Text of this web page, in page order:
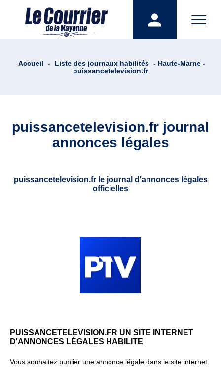
Accueil - Liste des journaux habilités - Haute-Marne -
puissancetelevision.fr
puissancetelevision.fr journal
annonces légales
puissancetelevision.fr le journal d'annonces légales
officielles
PUISSANCETELEVISION.FR UN SITE INTERNET
D'ANNONCES LÉGALES HABILITE
Vous souhaitez publier une annonce légale dans le site internet